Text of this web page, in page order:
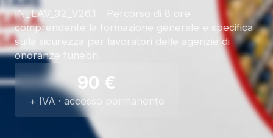
IN_LAV_32_V26.1 - Percorso di 8 ore
comprendente la formazione generale e specifica
sulla sicurezza per lavoratori delle agenzie di
onoranze funebri.
90 €
+ IVA · accesso permanente